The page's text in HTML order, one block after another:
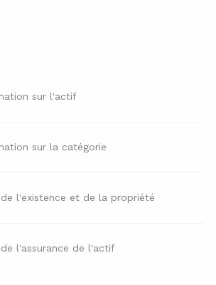
sur l'actif
sur la catégorie
l'existence et de la propriété
l'assurance de l'actif